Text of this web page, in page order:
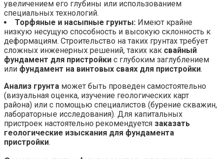
увеличением его глубины или использованием
специальных технологий.
Торфяные и насыпные грунты: Имеют крайне
низкую несущую способность и высокую склонность к
деформациям. Строительство на таких грунтах требует
сложных инженерных решений, таких как свайный
фундамент для пристройки с глубоким заглублением
или фундамент на винтовых сваях для пристройки.
Анализ грунта может быть проведен самостоятельно
(визуальная оценка, изучение геологических карт
района) или с помощью специалистов (бурение скважин,
лабораторные исследования). Для капитальных
пристроек настоятельно рекомендуется заказать
геологические изыскания для фундамента
пристройки.